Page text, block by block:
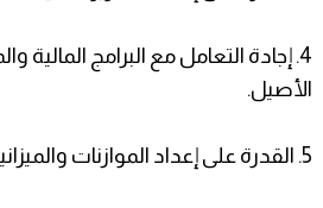
4. إجادة التعامل مع البرامج المالية
الأصيل.
5. القدرة على إعداد الموازنات والميزانيات.